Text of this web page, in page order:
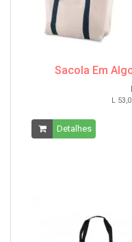
Sacola Em
L
Detalhes